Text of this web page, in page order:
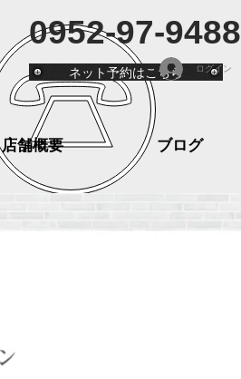
0952-97-9488
ネット予約はこちら ログイン
店舗概要 ブログ